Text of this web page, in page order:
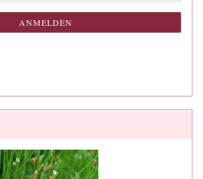
ANMELDEN